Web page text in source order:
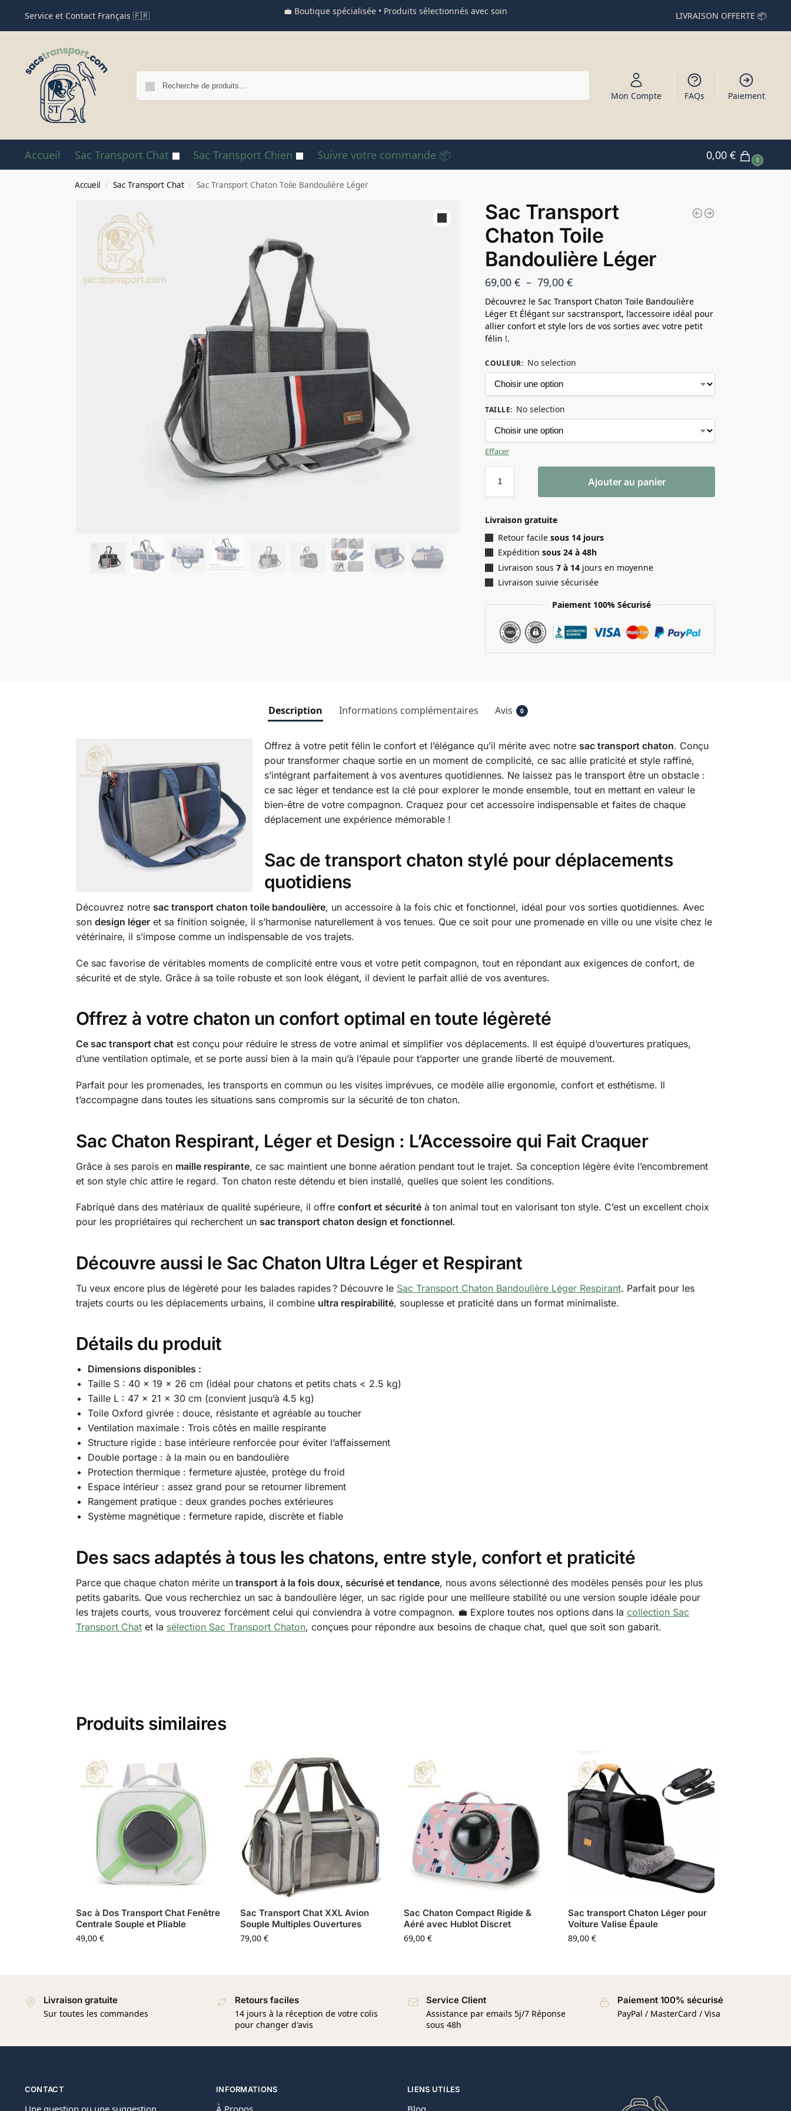
Service et Contact Français 🇫🇷 💼 Boutique spécialisée • Produits sélectionnés avec soin LIVRAISON OFFERTE 📦
Mon Compte FAQs Paiement
Accueil Sac Transport Chat Sac Transport Chien Suivre votre commande 📦 0,00€ 0
Accueil / Sac Transport Chat / Sac Transport Chaton Toile Bandoulière Léger
Sac Transport
Chaton Toile
Bandoulière Léger
69,00€ – 79,00€
Découvrez le Sac Transport Chaton Toile Bandoulière
Léger Et Élégant sur sacstransport, l’accessoire idéal pour
allier confort et style lors de vos sorties avec votre petit
félin !.
COULEUR: No selection
TAILLE: No selection
Effacer
Ajouter au panier
Livraison gratuite
Retour facilesous 14 jours
Expédition sous 24 à 48h
Livraison sous7 à 14 jours en moyenne
Livraison suivie sécurisée
Paiement 100% Sécurisé
Description Informations complémentaires Avis 0
Offrez à votre petit félin le confort et l’élégance qu’il mérite avec notre sac transport chaton. Conçu
pour transformer chaque sortie en un moment de complicité, ce sac allie praticité et style raffiné,
s’intégrant parfaitement à vos aventures quotidiennes. Ne laissez pas le transport être un obstacle :
ce sac léger et tendance est la clé pour explorer le monde ensemble, tout en mettant en valeur le
bien-être de votre compagnon. Craquez pour cet accessoire indispensable et faites de chaque
déplacement une expérience mémorable !
Sac de transport chaton stylé pour déplacements
quotidiens
Découvrez notre sac transport chaton toile bandoulière, un accessoire à la fois chic et fonctionnel, idéal pour vos sorties quotidiennes. Avec
son design légeret sa finition soignée, il s’harmonise naturellement à vos tenues. Que ce soit pour une promenade en ville ou une visite chez le
vétérinaire, il s’impose comme un indispensable de vos trajets.
Ce sac favorise de véritables moments de complicité entre vous et votre petit compagnon, tout en répondant aux exigences de confort, de
sécurité et de style. Grâce à sa toile robuste et son look élégant, il devient le parfait allié de vos aventures.
Offrez à votre chaton un confort optimal en toute légèreté
Ce sac transport chatest conçu pour réduire le stress de votre animal et simplifier vos déplacements. Il est équipé d’ouvertures pratiques,
d’une ventilation optimale, et se porte aussi bien à la main qu’à l’épaule pour t’apporter une grande liberté de mouvement.
Parfait pour les promenades, les transports en commun ou les visites imprévues, ce modèle allie ergonomie, confort et esthétisme. Il
t’accompagne dans toutes les situations sans compromis sur la sécurité de ton chaton.
Sac Chaton Respirant, Léger et Design : L’Accessoire qui Fait Craquer
Grâce à ses parois en maille respirante, ce sac maintient une bonne aération pendant tout le trajet. Sa conception légère évite l’encombrement
et son style chic attire le regard. Ton chaton reste détendu et bien installé, quelles que soient les conditions.
Fabriqué dans des matériaux de qualité supérieure, il offre confort et sécuritéà ton animal tout en valorisant ton style. C’est un excellent choix
pour les propriétaires qui recherchent un sac transport chaton design et fonctionnel.
Découvre aussi le Sac Chaton Ultra Léger et Respirant
Tu veux encore plus de légèreté pour les balades rapides ? Découvre le Sac Transport Chaton Bandoulière Léger Respirant. Parfait pour les
trajets courts ou les déplacements urbains, il combine ultra respirabilité, souplesse et praticité dans un format minimaliste.
Détails du produit
Dimensions disponibles :
Taille S : 40 × 19 × 26 cm (idéal pour chatons et petits chats < 2.5 kg)
Taille L : 47 × 21 × 30 cm (convient jusqu’à 4.5 kg)
Toile Oxford givrée : douce, résistante et agréable au toucher
Ventilation maximale : Trois côtés en maille respirante
Structure rigide : base intérieure renforcée pour éviter l’affaissement
Double portage : à la main ou en bandoulière
Protection thermique : fermeture ajustée, protège du froid
Espace intérieur : assez grand pour se retourner librement
Rangement pratique : deux grandes poches extérieures
Système magnétique : fermeture rapide, discrète et fiable
Des sacs adaptés à tous les chatons, entre style, confort et praticité
Parce que chaque chaton mérite untransport à la fois doux, sécurisé et tendance, nous avons sélectionné des modèles pensés pour les plus
petits gabarits. Que vous recherchiez un sac à bandoulière léger, un sac rigide pour une meilleure stabilité ou une version souple idéale pour
les trajets courts, vous trouverez forcément celui qui conviendra à votre compagnon. 💼 Explore toutes nos options dans la collection Sac
Transport Chatet la sélection Sac Transport Chaton, conçues pour répondre aux besoins de chaque chat, quel que soit son gabarit.
Produits similaires
Sac à Dos Transport Chat Fenêtre
Centrale Souple et Pliable
49,00 €
Sac Transport Chat XXL Avion
Souple Multiples Ouvertures
79,00 €
Sac Chaton Compact Rigide &
Aéré avec Hublot Discret
69,00€
Sac transport Chaton Léger pour
Voiture Valise Épaule
89,00€
Livraison gratuite
Sur toutes les commandes
Retours faciles
14 jours à la réception de votre colis
pour changer d'avis
Service Client
Assistance par emails 5j/7 Réponse
sous 48h
Paiement 100% sécurisé
PayPal / MasterCard / Visa
CONTACT INFORMATIONS LIENS UTILES